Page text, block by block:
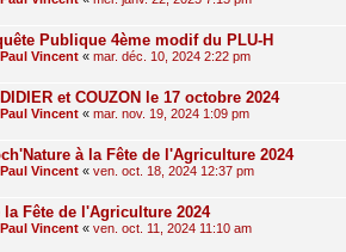
Publique 4ème modif du PLU-H
Paul Vincent « mar. déc. 10, 2024 2:22 pm
et COUZON le 17 octobre 2024
Paul Vincent « mar. nov. 19, 2024 1:09 pm
à la Fête de l'Agriculture 2024
Paul Vincent « ven. oct. 18, 2024 12:37 pm
Fête de l'Agriculture 2024
Paul Vincent « ven. oct. 11, 2024 11:10 am